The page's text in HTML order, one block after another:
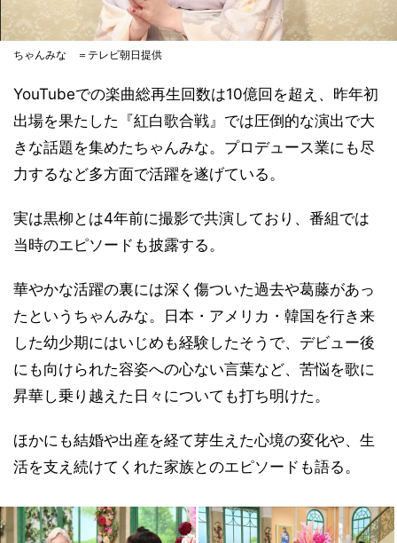
ちゃんみな ＝テレビ朝日提供
YouTubeでの楽曲総再生回数は10億回を超え、昨年初
出場を果たした『紅白歌合戦』では圧倒的な演出で大
きな話題を集めたちゃんみな。プロデュース業にも尽
力するなど多方面で活躍を遂げている。
実は黒柳とは4年前に撮影で共演しており、番組では
当時のエピソードも披露する。
華やかな活躍の裏には深く傷ついた過去や葛藤があっ
たというちゃんみな。日本・アメリカ・韓国を行き来
した幼少期にはいじめも経験したそうで、デビュー後
にも向けられた容姿への心ない言葉など、苦悩を歌に
昇華し乗り越えた日々についても打ち明けた。
ほかにも結婚や出産を経て芽生えた心境の変化や、生
活を支え続けてくれた家族とのエピソードも語る。